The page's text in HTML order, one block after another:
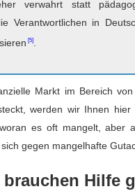
verwahrt statt
Verantwortlichen in
Markt im Bereich von
werden wir Ihnen hier
es oft mangelt, aber
gegen mangelhafte
Hilfe